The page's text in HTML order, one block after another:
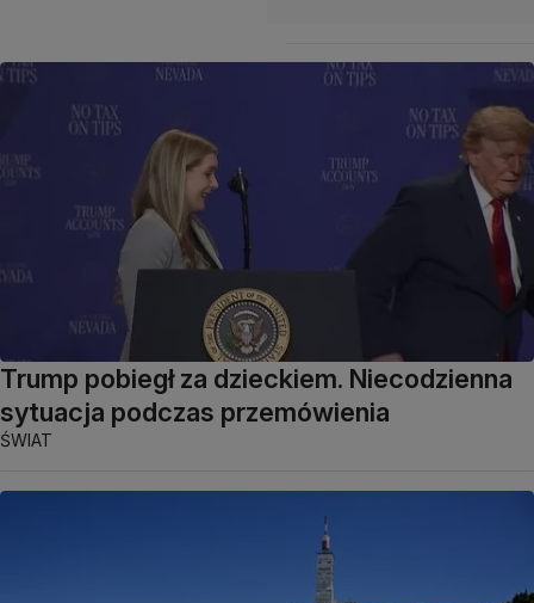
Trump pobiegł za dzieckiem. Niecodzienna
sytuacja podczas przemówienia
ŚWIAT